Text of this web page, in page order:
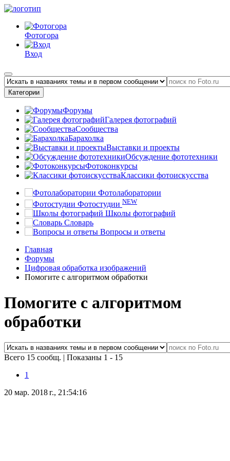
Фотогора
Вход
Категории
Форумы
Галерея фотографий
Сообщества
Барахолка
Выставки и проекты
Обсуждение фототехники
Фотоконкурсы
Классики фотоискусства
Фотолаборатории
Фотостудии NEW
Школы фотографий
Словарь
Вопросы и ответы
Главная
Форумы
Цифровая обработка изображений
Помогите с алгоритмом обработки
Помогите с алгоритмом
обработки
Всего 15 сообщ. | Показаны 1 - 15
1
20 мар. 2018 г., 21:54:16